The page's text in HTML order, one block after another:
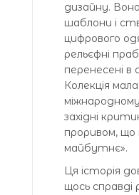
дизайну.
шаблони і
цифрового
рельєфні
перенесені в
Колекція
західні
проривом, що
майбутнє».
Ця історія
щось справді